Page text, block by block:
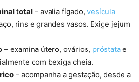
total – avalia fígado, vesícula
rins e grandes vasos. Exige jejum
– examina útero, ovários, próstata e
com bexiga cheia.
– acompanha a gestação, desde a